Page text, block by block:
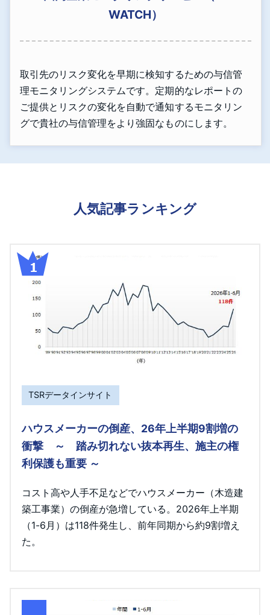
WATCH）
取引先のリスク変化を早期に検知するための与信管
理モニタリングシステムです。定期的なレポートの
ご提供とリスクの変化を自動で通知するモニタリン
グで貴社の与信管理をより強固なものにします。
人気記事ランキング
TSRデータインサイト
ハウスメーカーの倒産、26年上半期9割増の
衝撃 ～ 踏み切れない抜本再生、施主の権
利保護も重要 ～
コスト高や人手不足などでハウスメーカー（木造建
築工事業）の倒産が急増している。2026年上半期
（1-6月）は118件発生し、前年同期から約9割増え
た。